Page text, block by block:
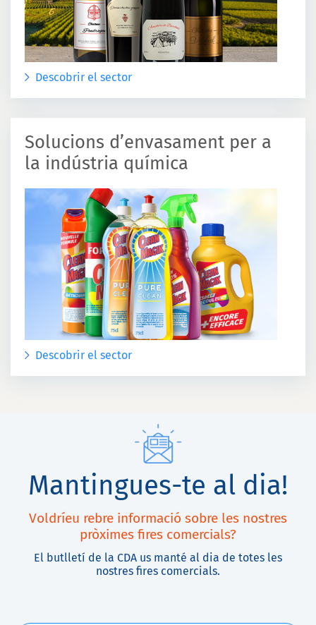
Descobrir el sector
Solucions d’envasament per a
la indústria química
Descobrir el sector
Mantingues-te al dia!
Voldríeu rebre informació sobre les nostres
pròximes fires comercials?
El butlletí de la CDA us manté al dia de totes les
nostres fires comercials.